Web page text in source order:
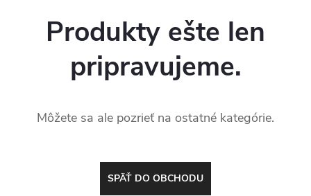
Produkty ešte len
pripravujeme.
Môžete sa ale pozrieť na ostatné kategórie.
SPÄŤ DO OBCHODU